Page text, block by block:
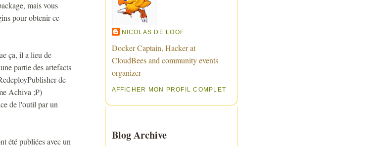
mais vous
pour obtenir ce
ça, il a lieu de
partie des artefacts
de
Achiva ;P)
de l'outil par un
été publiées avec un
NICOLAS DE LOOF
Docker Captain, Hacker at
CloudBees and community events
organizer
AFFICHER MON PROFIL COMPLET
Blog Archive